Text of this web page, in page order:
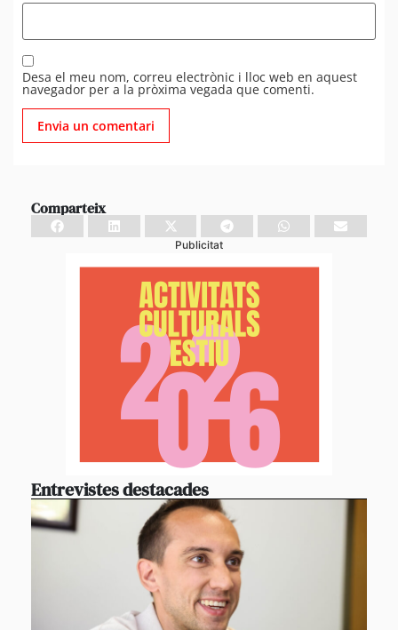
Desa el meu nom, correu electrònic i lloc web en aquest
navegador per a la pròxima vegada que comenti.
Comparteix
Publicitat
Entrevistes destacades